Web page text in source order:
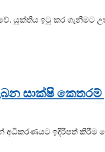
වේ. යුක්තිය ඉටු කර
සාක්ෂි කෙතරම්
ඉදිරිපත් කිරීම